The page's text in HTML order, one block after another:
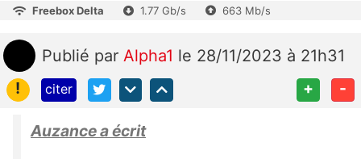
Freebox Delta 1.77 Gb/s 663 Mb/s
Publié par Alpha1 le 28/11/2023 à 21h31
!
citer + -
Auzance a écrit